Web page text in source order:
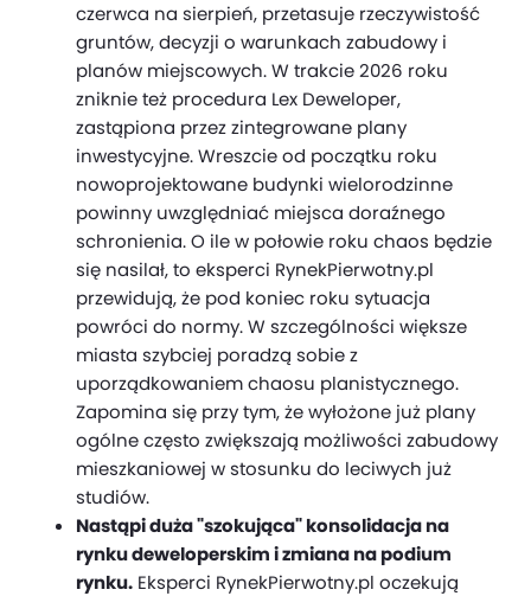
czerwca na sierpień, przetasuje rzeczywistość
gruntów, decyzji o warunkach zabudowy i
planów miejscowych. W trakcie 2026 roku
zniknie też procedura Lex Deweloper,
zastąpiona przez zintegrowane plany
inwestycyjne. Wreszcie od początku roku
nowoprojektowane budynki wielorodzinne
powinny uwzględniać miejsca doraźnego
schronienia. O ile w połowie roku chaos będzie
się nasilał, to eksperci RynekPierwotny.pl
przewidują, że pod koniec roku sytuacja
powróci do normy. W szczególności większe
miasta szybciej poradzą sobie z
uporządkowaniem chaosu planistycznego.
Zapomina się przy tym, że wyłożone już plany
ogólne często zwiększają możliwości zabudowy
mieszkaniowej w stosunku do leciwych już
studiów.
Nastąpi duża "szokująca" konsolidacja na
rynku deweloperskim i zmiana na podium
rynku. Eksperci RynekPierwotny.pl oczekują